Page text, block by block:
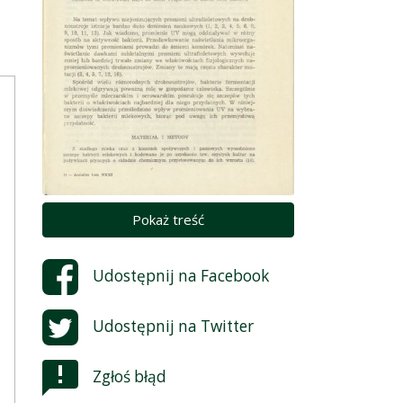
Pokaż treść
Udostępnij na Facebook
Udostępnij na Twitter
Zgłoś błąd